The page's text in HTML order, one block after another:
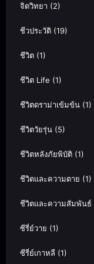
จิตวิทยา (2)
ชีวประวัติ (19)
ชีวิต (1)
ชีวิต Life (1)
ชีวิตดราม่าเข้มข้น (1)
ชีวิตวัยรุ่น (5)
ชีวิตหลังภัยพิบัติ (1)
ชีวิตและความตาย (1)
ชีวิตและความสัมพันธ์
ซีรี่ย์วาย (1)
ซีรี่ย์เกาหลี (1)